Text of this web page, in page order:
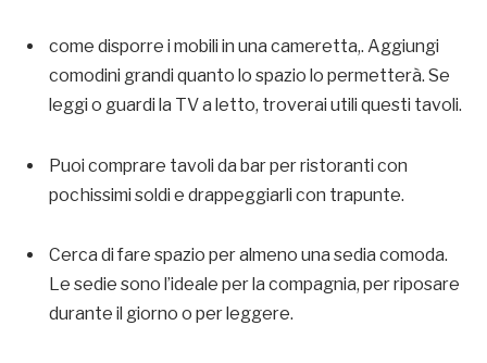
come disporre i mobili in una cameretta,. Aggiungi
comodini grandi quanto lo spazio lo permetterà. Se
leggi o guardi la TV a letto, troverai utili questi tavoli.
Puoi comprare tavoli da bar per ristoranti con
pochissimi soldi e drappeggiarli con trapunte.
Cerca di fare spazio per almeno una sedia comoda.
Le sedie sono l’ideale per la compagnia, per riposare
durante il giorno o per leggere.